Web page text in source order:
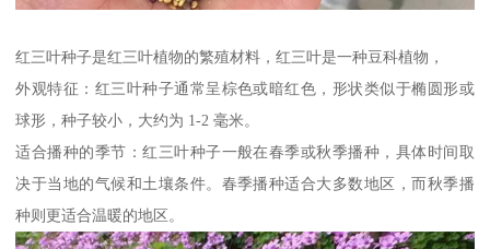
红三叶种子是红三叶植物的繁殖材料，红三叶是一种豆科植物，
外观特征：红三叶种子通常呈棕色或暗红色，形状类似于椭圆形或
球形，种子较小，大约为 1-2 毫米。
适合播种的季节：红三叶种子一般在春季或秋季播种，具体时间取
决于当地的气候和土壤条件。春季播种适合大多数地区，而秋季播
种则更适合温暖的地区。